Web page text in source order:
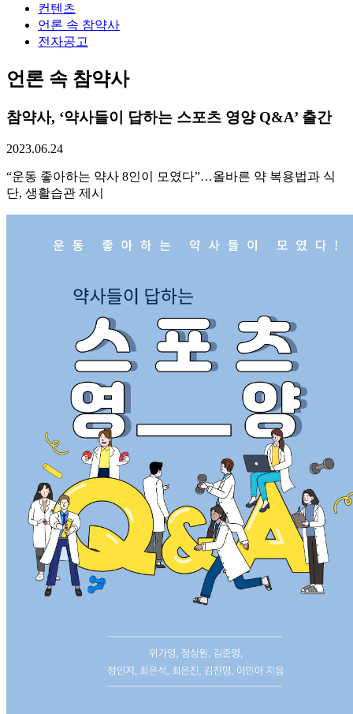
컨텐츠
언론 속 참약사
전자공고
언론 속 참약사
참약사, ‘약사들이 답하는 스포츠 영양 Q&A’ 출간
2023.06.24
“운동 좋아하는 약사 8인이 모였다”…올바른 약 복용법과 식
단, 생활습관 제시